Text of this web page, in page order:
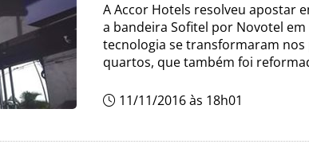
A Accor Hotels resolveu apostar
a bandeira Sofitel por Novotel
tecnologia se transformaram
quartos, que também foi
11/11/2016 às 18h01